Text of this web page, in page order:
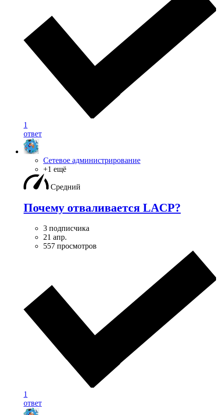
1
ответ
Сетевое администрирование
+1 ещё
Средний
Почему отваливается LACP?
3 подписчика
21 апр.
557 просмотров
1
ответ